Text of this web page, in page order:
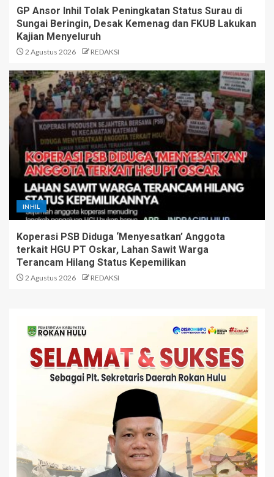
GP Ansor Inhil Tolak Peningkatan Status Surau di
Sungai Beringin, Desak Kemenag dan FKUB Lakukan
Kajian Menyeluruh
2 Agustus 2026 REDAKSI
INHIL
Koperasi PSB Diduga ‘Menyesatkan’ Anggota
terkait HGU PT Oskar, Lahan Sawit Warga
Terancam Hilang Status Kepemilikan
2 Agustus 2026 REDAKSI